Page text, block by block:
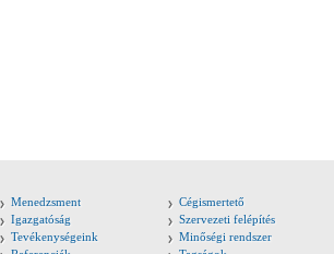
Menedzsment Cégismertető
Igazgatóság
Szervezeti felépítés
Tevékenységeink
Minőségi rendszer